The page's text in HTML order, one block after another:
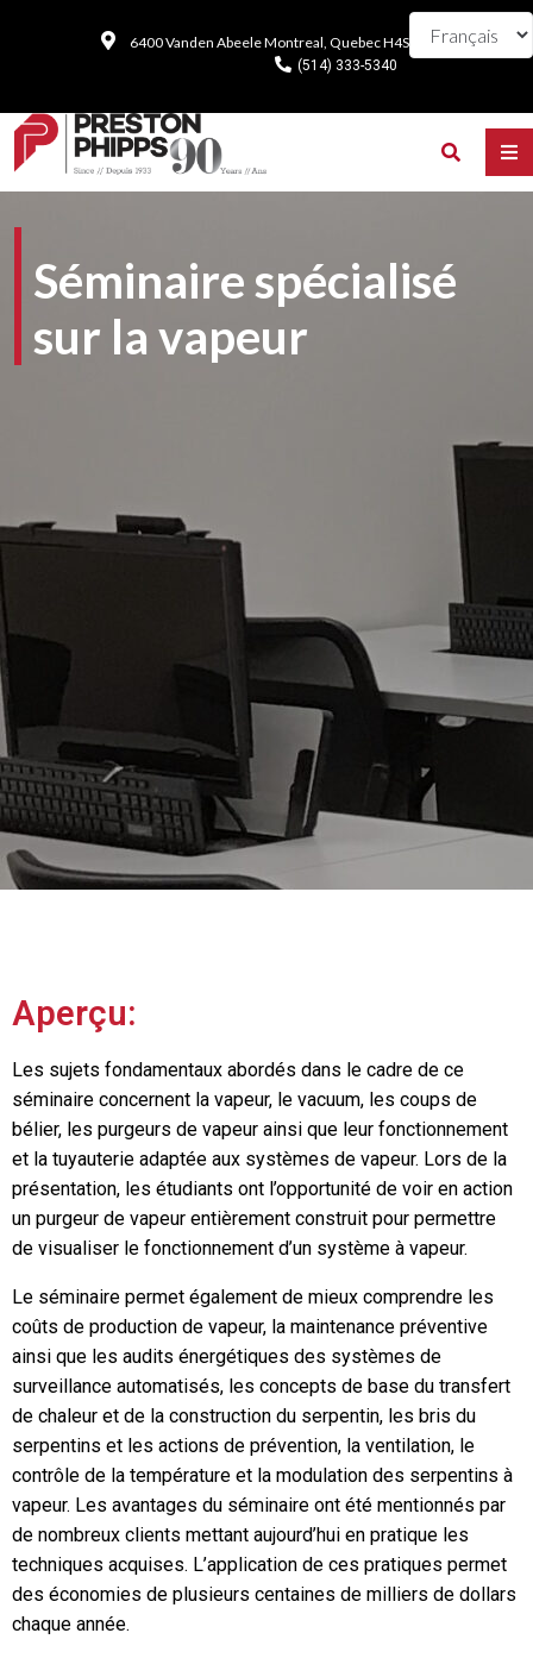
6400 Vanden Abeele Montreal, Quebec H4S 1R9
(514) 333-5340
Séminaire spécialisé
sur la vapeur
Aperçu:
Les sujets fondamentaux abordés dans le cadre de ce
séminaire concernent la vapeur, le vacuum, les coups de
bélier, les purgeurs de vapeur ainsi que leur fonctionnement
et la tuyauterie adaptée aux systèmes de vapeur. Lors de la
présentation, les étudiants ont l’opportunité de voir en action
un purgeur de vapeur entièrement construit pour permettre
de visualiser le fonctionnement d’un système à vapeur.
Le séminaire permet également de mieux comprendre les
coûts de production de vapeur, la maintenance préventive
ainsi que les audits énergétiques des systèmes de
surveillance automatisés, les concepts de base du transfert
de chaleur et de la construction du serpentin, les bris du
serpentins et les actions de prévention, la ventilation, le
contrôle de la température et la modulation des serpentins à
vapeur. Les avantages du séminaire ont été mentionnés par
de nombreux clients mettant aujourd’hui en pratique les
techniques acquises. L’application de ces pratiques permet
des économies de plusieurs centaines de milliers de dollars
chaque année.